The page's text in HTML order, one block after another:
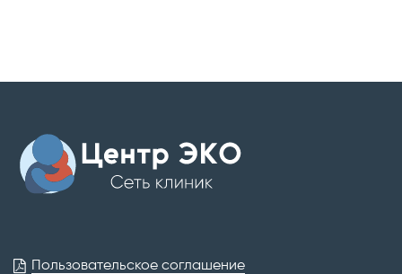
Пользовательское соглашение